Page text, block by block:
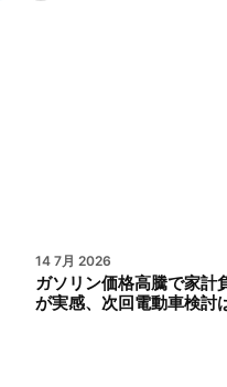
14 7月 2026
ガソリン価格高騰で家計
が実感、次回電動車検討